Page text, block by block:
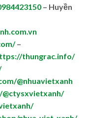
– Huyền
–
thungrac.info/
@nhuavietxanh